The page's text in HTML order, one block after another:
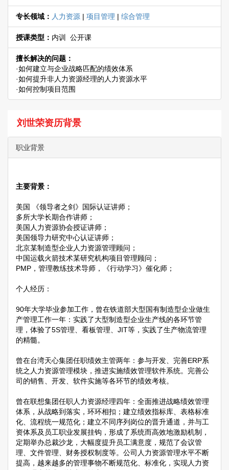
专长领域： 人力资源 | 项目管理 | 综合管理
授课类型： 内训 公开课
擅长解决的问题：
·如何建立与企业战略匹配的绩效体系
·如何提升非人力资源经理的人力资源水平
·如何控制项目范围
刘世荣资历背景
职业背景
主要背景：
美国 《领导者之剑》国际认证讲师；
多所大学长期合作讲师；
美国人力资源协会授证讲师；
美国领导力研究中心认证讲师；
北京某制造型企业人力资源管理顾问；
中国运载火箭技术某研究机构项目管理顾问；
PMP，管理教练技术导师，《行动学习》催化师；
个人经历：
90年大学毕业参加工作，曾在铁道部大型国有制造型企业做生
产管理工作一年：实践了大型制造型企业生产线的各环节管
理，体验了5S管理、看板管理、JIT等，实践了生产物流管理
的精髓。
曾在台湾天心集团任职绩效主管两年：参与开发、完善ERP系
统之人力资源管理模块，推进实施绩效管理软件系统。完善公
司的销售、开发、软件实施等各环节的绩效考核。
曾在联想集团任职人力资源经理四年：全面推进战略绩效管理
体系，从战略到落实，环环相扣；建立绩效指标库、表格标准
化、流程统一规范化；建立不同序列岗位的晋升通道，并与工
资体系及员工职业发展挂钩，形成了系统而高效地激励机制，
定期举办总裁沙龙，大幅度提升员工满意度，规范了会议管
理、文件管理、财务授权制度等。公司人力资源管理水平不断
提高，越来越多的管理事物不断规范化、标准化，实现人力资